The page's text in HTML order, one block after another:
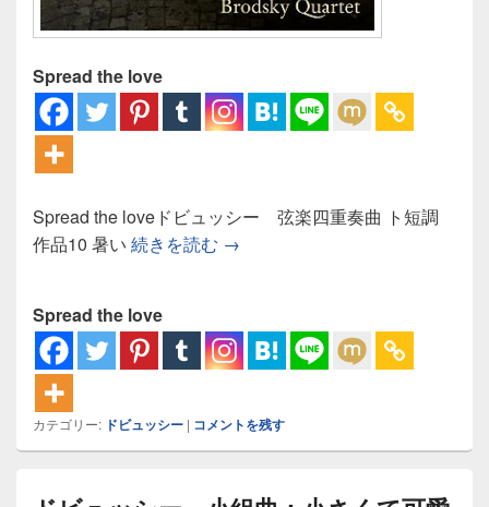
Spread the love
Spread the loveドビュッシー 弦楽四重奏曲 ト短調
作品10 暑い 続きを読む ドビュッシー 弦楽四重奏曲：さ
→
Spread the love
カテゴリー: ドビュッシー | コメントを残す